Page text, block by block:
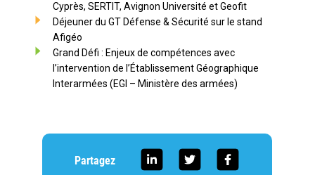
Cyprès, SERTIT, Avignon Université et Geofit
Déjeuner du GT Défense & Sécurité sur le stand
Afigéo
Grand Défi : Enjeux de compétences avec
l’intervention de l’Établissement Géographique
Interarmées (EGI – Ministère des armées)
Partagez